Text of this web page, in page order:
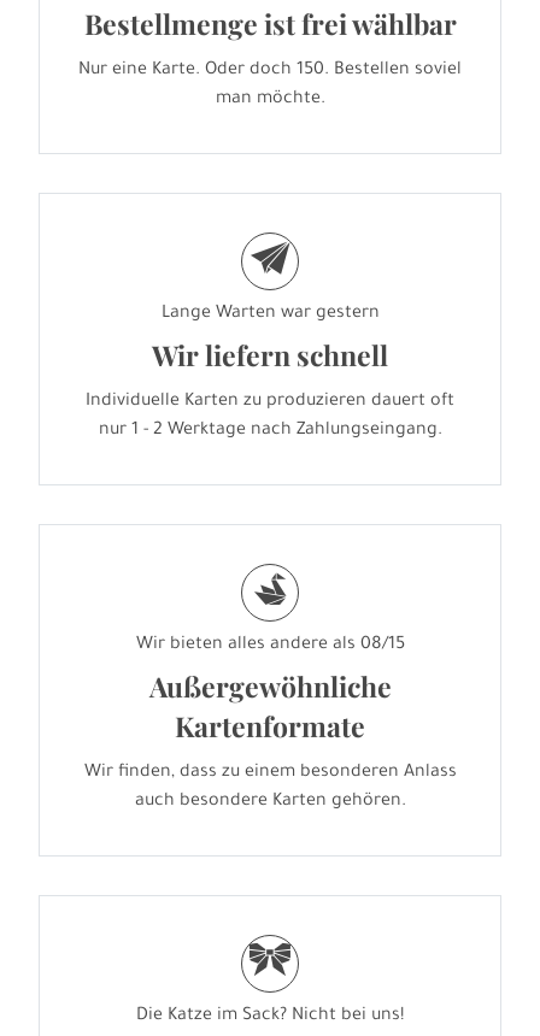
Bestellmenge ist frei wählbar
Nur eine Karte. Oder doch 150. Bestellen soviel
man möchte.
e
Lange Warten war gestern
Wir liefern schnell
Individuelle Karten zu produzieren dauert oft
nur 1 - 2 Werktage nach Zahlungseingang.
s
Wir bieten alles andere als 08/15
Außergewöhnliche
Kartenformate
Wir finden, dass zu einem besonderen Anlass
auch besondere Karten gehören.
r
Die Katze im Sack? Nicht bei uns!